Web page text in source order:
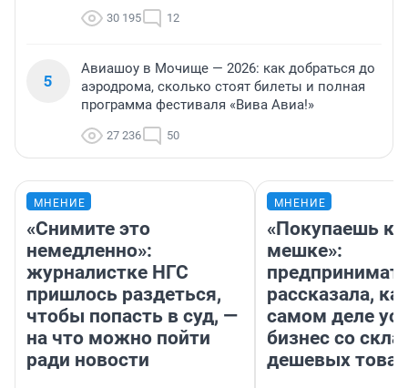
30 195 12
5
Авиашоу в Мочище — 2026: как добраться до
аэродрома, сколько стоят билеты и полная
программа фестиваля «Вива Авиа!»
27 236 50
МНЕНИЕ
«Снимите это
немедленно»:
журналистке НГС
пришлось раздеться,
чтобы попасть в суд, —
на что можно пойти
ради новости
МНЕНИЕ
«Покупаешь
мешке»:
рассказала,
самом деле
бизнес со
дешевых